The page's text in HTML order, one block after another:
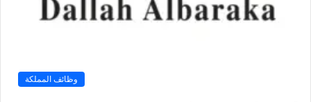
وظائف المملكة